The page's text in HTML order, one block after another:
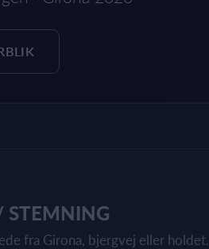
STEMNING
fra Girona, bjergvej eller holdet.